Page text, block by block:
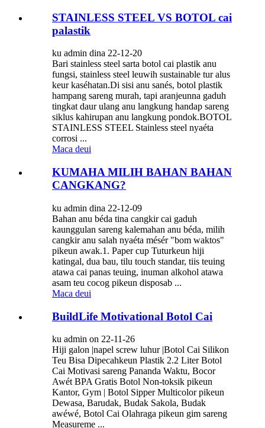
STAINLESS STEEL VS BOTOL cai
palastik
ku admin dina 22-12-20
Bari stainless steel sarta botol cai plastik anu
fungsi, stainless steel leuwih sustainable tur alus
keur kaséhatan.Di sisi anu sanés, botol plastik
hampang sareng murah, tapi aranjeunna gaduh
tingkat daur ulang anu langkung handap sareng
siklus kahirupan anu langkung pondok.BOTOL
STAINLESS STEEL Stainless steel nyaéta
corrosi ...
Maca deui
KUMAHA MILIH BAHAN BAHAN
CANGKANG?
ku admin dina 22-12-09
Bahan anu béda tina cangkir cai gaduh
kaunggulan sareng kalemahan anu béda, milih
cangkir anu salah nyaéta mésér "bom waktos"
pikeun awak.1. Paper cup Tuturkeun hiji
katingal, dua bau, tilu touch standar, tiis teuing
atawa cai panas teuing, inuman alkohol atawa
asam teu cocog pikeun disposab ...
Maca deui
BuildLife Motivational Botol Cai
ku admin on 22-11-26
Hiji galon |napel screw luhur |Botol Cai Silikon
Teu Bisa Dipecahkeun Plastik 2.2 Liter Botol
Cai Motivasi sareng Pananda Waktu, Bocor
Awét BPA Gratis Botol Non-toksik pikeun
Kantor, Gym | Botol Sipper Multicolor pikeun
Dewasa, Barudak, Budak Sakola, Budak
awéwé, Botol Cai Olahraga pikeun gim sareng
Measureme ...